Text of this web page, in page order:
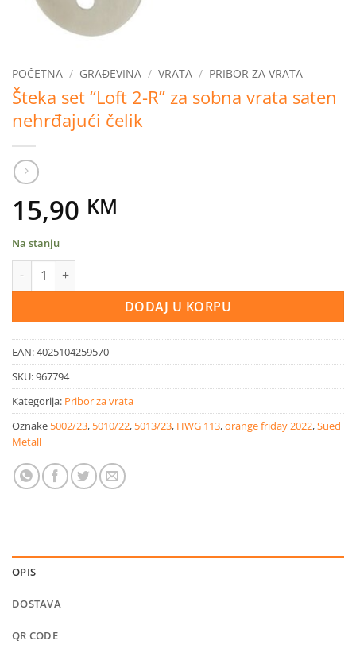
POČETNA / GRAĐEVINA / VRATA / PRIBOR ZA VRATA
Šteka set “Loft 2-R” za sobna vrata saten
nehrđajući čelik
15,90 KM
Na stanju
Šteka set "Loft 2-R" za sobna vrata saten nehrđajući čelik
DODAJ U KORPU
EAN:4025104259570
SKU:967794
Kategorija: Pribor za vrata
Oznake 5002/23, 5010/22, 5013/23, HWG 113,orange friday 2022,Sued
Metall
OPIS
DOSTAVA
QR CODE